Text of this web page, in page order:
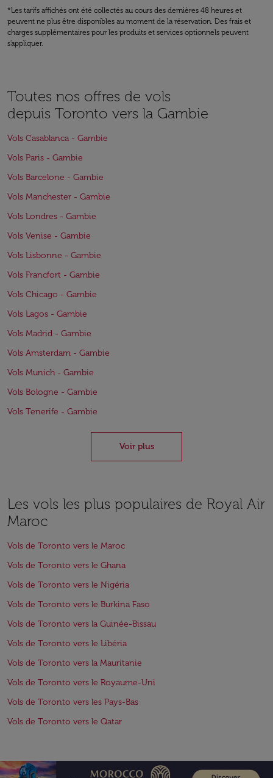
*Les tarifs affichés ont été collectés au cours des dernières 48 heures et
peuvent ne plus être disponibles au moment de la réservation. Des frais et
charges supplémentaires pour les produits et services optionnels peuvent
s'appliquer.
Toutes nos offres de vols
depuis Toronto vers la Gambie
Vols Casablanca - Gambie
Vols Paris - Gambie
Vols Barcelone - Gambie
Vols Manchester - Gambie
Vols Londres - Gambie
Vols Venise - Gambie
Vols Lisbonne - Gambie
Vols Francfort - Gambie
Vols Chicago - Gambie
Vols Lagos - Gambie
Vols Madrid - Gambie
Vols Amsterdam - Gambie
Vols Munich - Gambie
Vols Bologne - Gambie
Vols Tenerife - Gambie
Voir plus
Les vols les plus populaires de Royal Air
Maroc
Vols de Toronto vers le Maroc
Vols de Toronto vers le Ghana
Vols de Toronto vers le Nigéria
Vols de Toronto vers le Burkina Faso
Vols de Toronto vers la Guinée-Bissau
Vols de Toronto vers le Libéria
Vols de Toronto vers la Mauritanie
Vols de Toronto vers le Royaume-Uni
Vols de Toronto vers les Pays-Bas
Vols de Toronto vers le Qatar